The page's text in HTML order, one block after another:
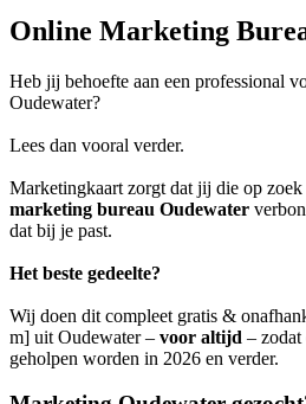
Online Marketing
Heb jij behoefte aan een professional
Oudewater?
Lees dan vooral verder.
Marketingkaart zorgt dat jij die op zoek
marketing bureau Oudewater
dat bij je past.
Het beste gedeelte?
Wij doen dit compleet gratis &
m] uit Oudewater – voor altijd – zodat
geholpen worden in 2026 en verder.